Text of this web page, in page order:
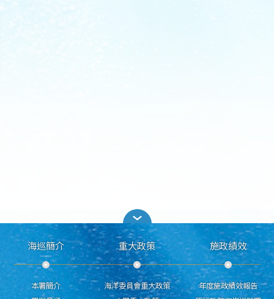
海巡簡介
本署簡介
重大政策
海洋委員會重大政策
施政績效
年度施政績效報告